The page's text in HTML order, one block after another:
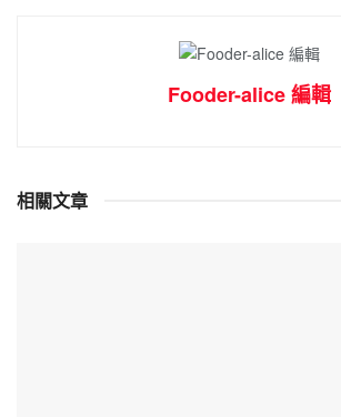
Fooder-alice 編輯
相關文章